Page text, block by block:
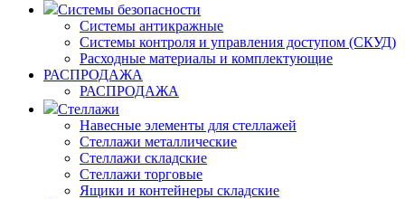
Системы безопасности
Системы антикражные
Системы контроля и управления доступом (СКУД)
Расходные материалы и комплектующие
РАСПРОДАЖА
РАСПРОДАЖА
Стеллажи
Навесные элементы для стеллажей
Стеллажи металлические
Стеллажи складские
Стеллажи торговые
Ящики и контейнеры складские